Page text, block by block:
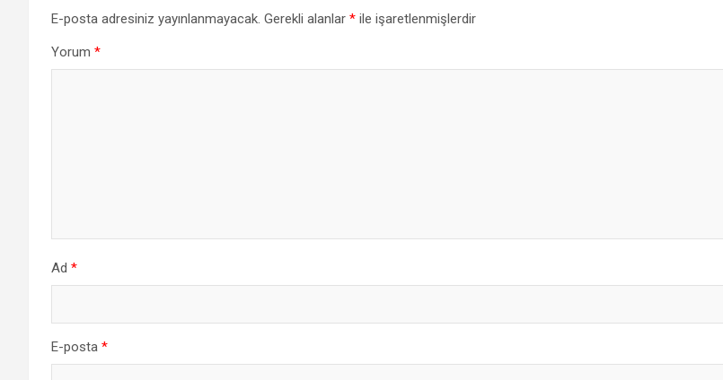
E-posta adresiniz yayınlanmayacak. Gerekli alanlar * ile işaretlenmişlerdir
Yorum *
Ad *
E-posta *